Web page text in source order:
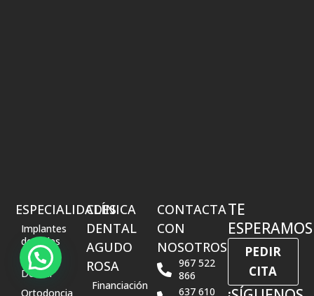
ESPECIALIDADES
Implantes
dentales
Estética
Dental
Ortodoncia
CLÍNICA
DENTAL
AGUDO
ROSA
Financiación
CONTACTA
CON
NOSOTROS
967 522
866
637 610
TE
ESPERAMOS
PEDIR
CITA